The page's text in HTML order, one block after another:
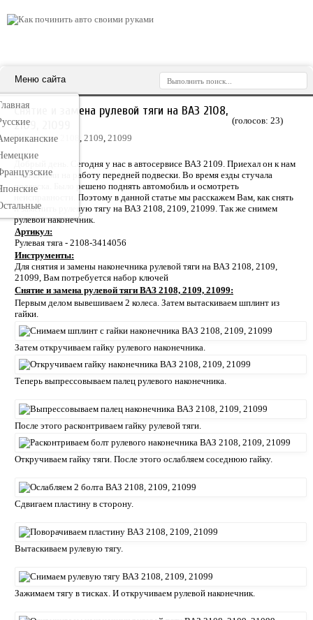
Меню сайта
(голосов: 23)
Снятие и замена рулевой тяги на ВАЗ 2108,
2109, 21099
Категория: , 2109, 21099
Добрый день. Сегодня у нас в автосервисе ВАЗ 2109. Приехал он к нам
с жалобами на работу передней подвески. Во время езды стучала
подвеска. Было решено поднять автомобиль и осмотреть
неисправности. Поэтому в данной статье мы расскажем Вам, как снять
и заменить рулевую тягу на ВАЗ 2108, 2109, 21099. Так же снимем
рулевой наконечник.
Артикул:
Рулевая тяга - 2108-3414056
Инструменты:
Для снятия и замены наконечника рулевой тяги на ВАЗ 2108, 2109,
21099, Вам потребуется набор ключей
Снятие и замена рулевой тяги ВАЗ 2108, 2109, 21099:
Первым делом вывешиваем 2 колеса. Затем вытаскиваем шплинт из
гайки.
Затем откручиваем гайку рулевого наконечника.
Теперь выпрессовываем палец рулевого наконечника.
После этого расконтриваем гайку рулевой тяги.
Откручиваем гайку тяги. После этого ослабляем соседнюю гайку.
Сдвигаем пластину в сторону.
Вытаскиваем рулевую тягу.
Зажимаем тягу в тисках. И откручиваем рулевой наконечник.